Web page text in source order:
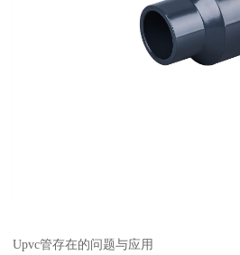
Upvc管存在的问题与应用